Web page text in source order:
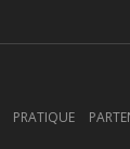
PRATIQUE